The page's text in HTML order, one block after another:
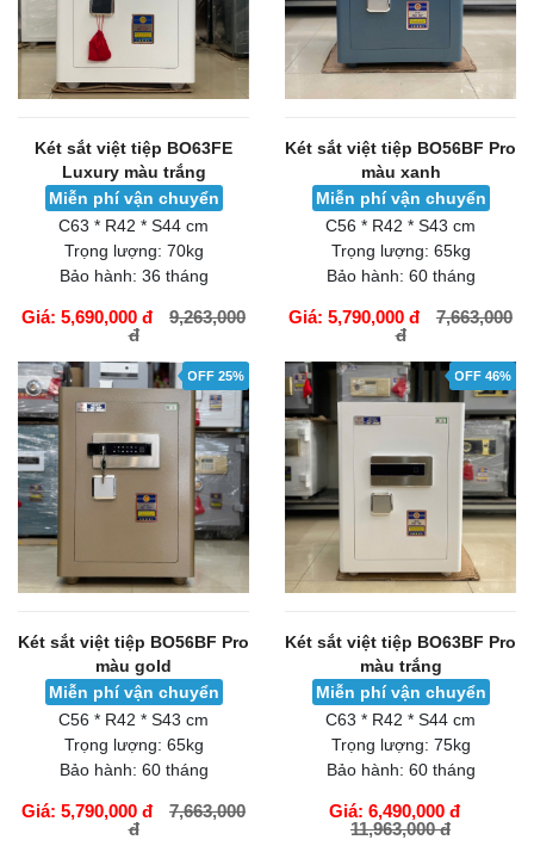
Két sắt việt tiệp BO63FE
Luxury màu trắng
Miễn phí vận chuyển
C63 * R42 * S44 cm
Trọng lượng: 70kg
Bảo hành: 36 tháng
Giá: 5,690,000 đ
9,263,000
đ
Két sắt việt tiệp BO56BF Pro
màu xanh
Miễn phí vận chuyển
C56 * R42 * S43 cm
Trọng lượng: 65kg
Bảo hành: 60 tháng
Giá: 5,790,000 đ
7,663,000
đ
OFF 25%
Két sắt việt tiệp BO56BF Pro
màu gold
Miễn phí vận chuyển
C56 * R42 * S43 cm
Trọng lượng: 65kg
Bảo hành: 60 tháng
Giá: 5,790,000 đ
7,663,000
đ
OFF 46%
Két sắt việt tiệp BO63BF Pro
màu trắng
Miễn phí vận chuyển
C63 * R42 * S44 cm
Trọng lượng: 75kg
Bảo hành: 60 tháng
Giá: 6,490,000 đ
11,963,000 đ
GIỎ HÀNG